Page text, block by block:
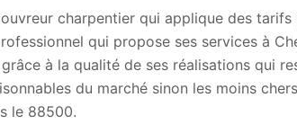
charpentier qui applique des
qui propose ses services à
à la qualité de ses réalisations qui
du marché sinon les moins
le 88500.